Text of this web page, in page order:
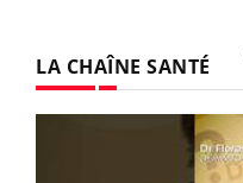
LA CHAÎNE SANTÉ